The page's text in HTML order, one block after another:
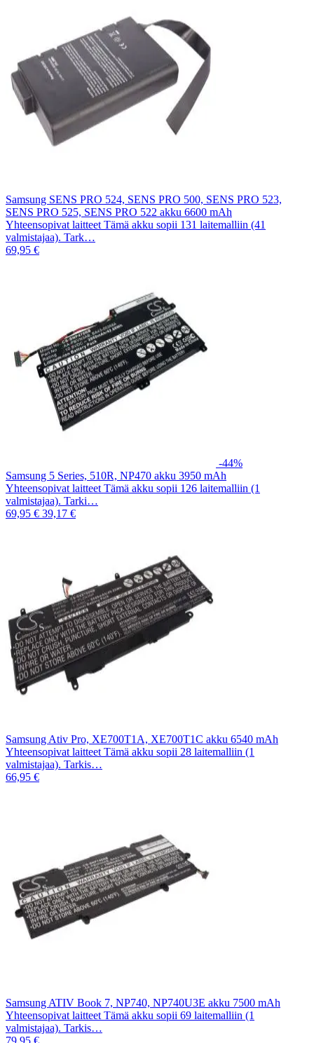
Samsung SENS PRO 524, SENS PRO 500, SENS PRO 523,
SENS PRO 525, SENS PRO 522 akku 6600 mAh
Yhteensopivat laitteet Tämä akku sopii 131 laitemalliin (41
valmistajaa). Tark…
69,95 €
-44%
Samsung 5 Series, 510R, NP470 akku 3950 mAh
Yhteensopivat laitteet Tämä akku sopii 126 laitemalliin (1
valmistajaa). Tarki…
69,95 € 39,17 €
Samsung Ativ Pro, XE700T1A, XE700T1C akku 6540 mAh
Yhteensopivat laitteet Tämä akku sopii 28 laitemalliin (1
valmistajaa). Tarkis…
66,95 €
Samsung ATIV Book 7, NP740, NP740U3E akku 7500 mAh
Yhteensopivat laitteet Tämä akku sopii 69 laitemalliin (1
valmistajaa). Tarkis…
79,95 €